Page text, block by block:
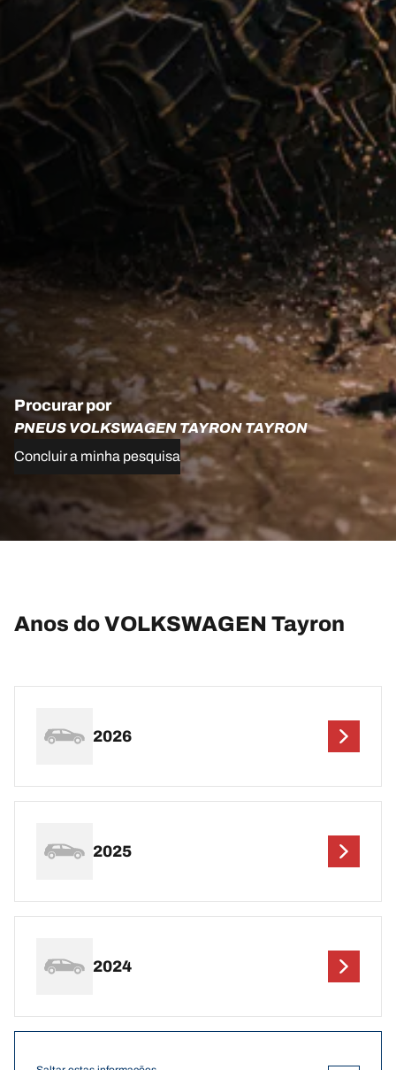
Procurar por
PNEUS VOLKSWAGEN TAYRON TAYRON
Concluir a minha pesquisa
Anos do VOLKSWAGEN Tayron
2026
2025
2024